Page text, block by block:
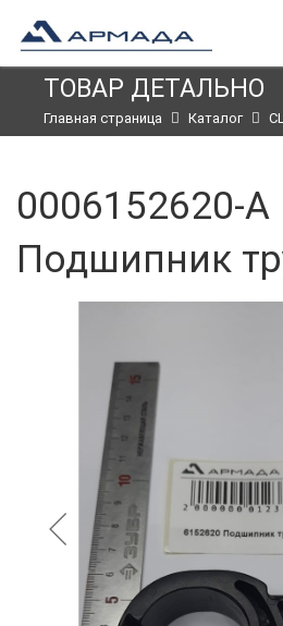
ТОВАР ДЕТАЛЬНО
Главная страница Каталог
0006152620-A
Подшипник